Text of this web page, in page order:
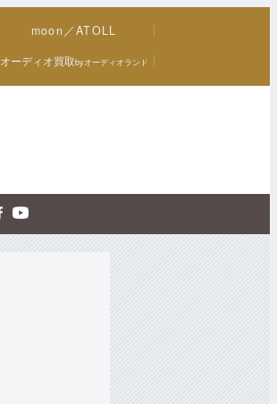
moon／ATOLL
オーディオ買取byオーディオランド